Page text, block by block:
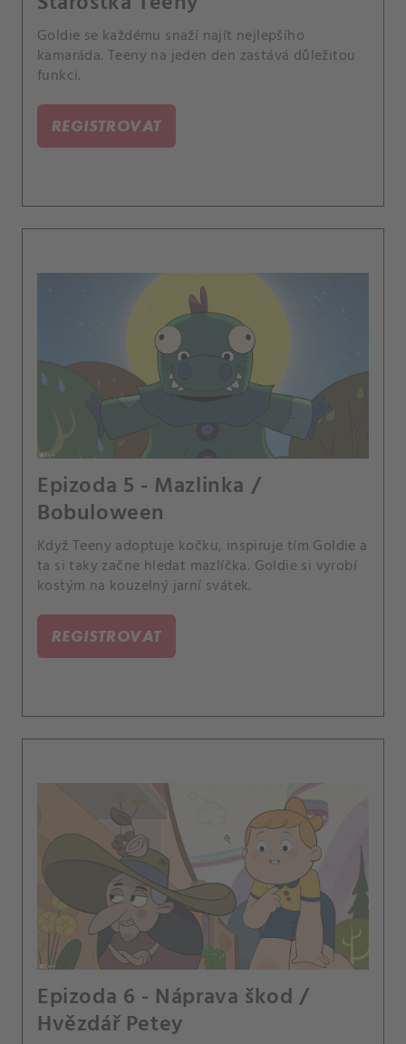
Goldie se každému snaží najít nejlepšího
kamaráda. Teeny na jeden den zastává důležitou
funkci.
REGISTROVAT
Epizoda 5 - Mazlinka /
Bobuloween
Když Teeny adoptuje kočku, inspiruje tím Goldie a
ta si taky začne hledat mazlíčka. Goldie si vyrobí
kostým na kouzelný jarní svátek.
REGISTROVAT
Epizoda 6 - Náprava škod /
Hvězdář Petey